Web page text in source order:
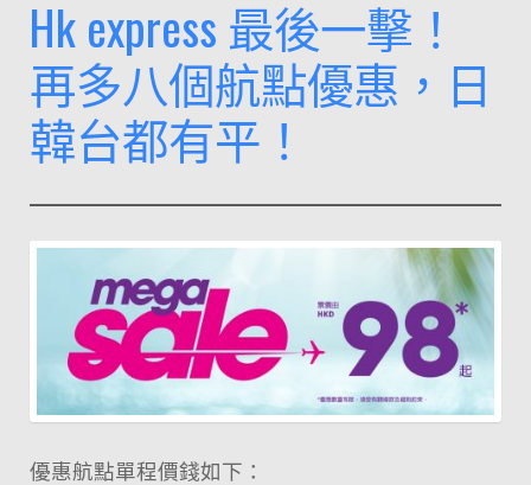
Hk express 最後一擊！
再多八個航點優惠，日
韓台都有平！
優惠航點單程價錢如下：